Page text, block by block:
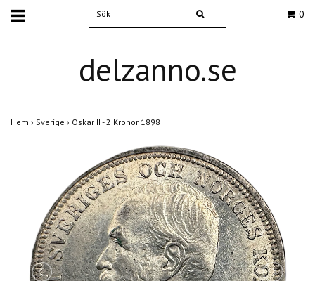
0
delzanno.se
Hem › Sverige › Oskar II - 2 Kronor 1898